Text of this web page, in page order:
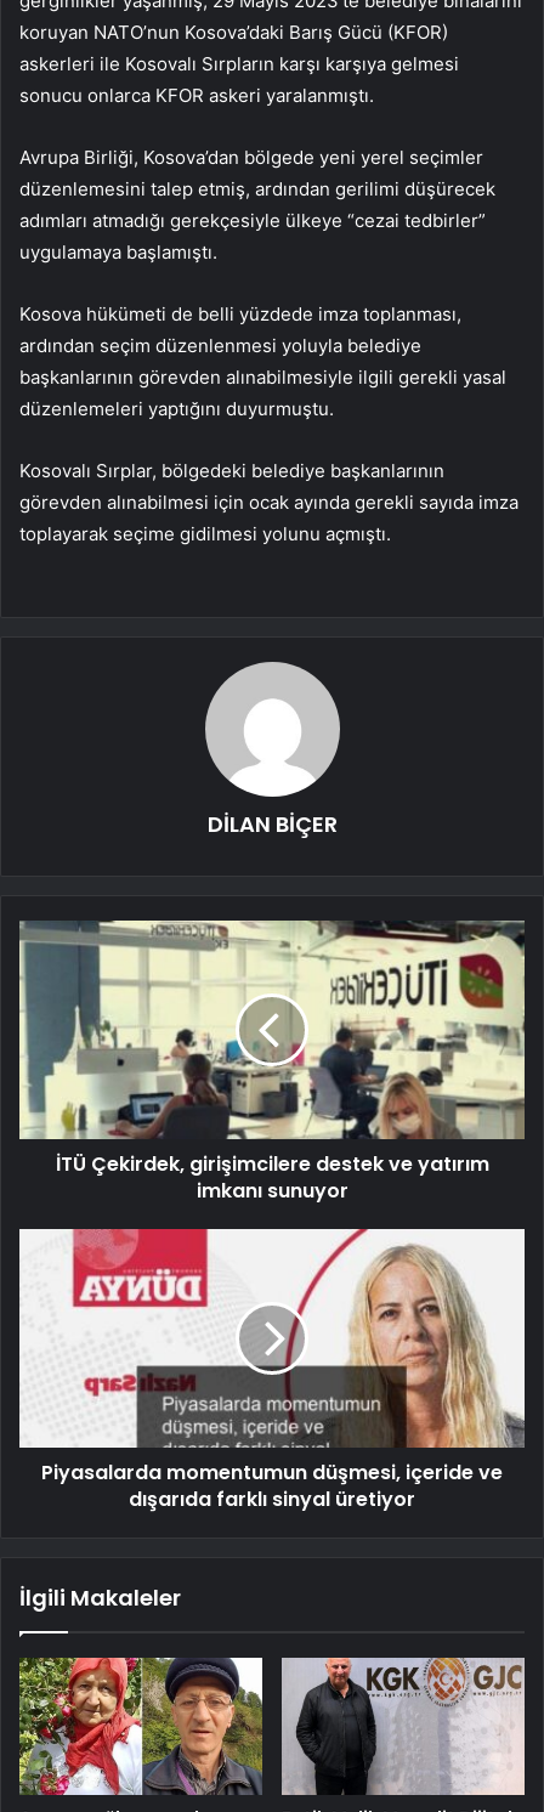
koruyan NATO’nun Kosova’daki Barış Gücü (KFOR)
askerleri ile Kosovalı Sırpların karşı karşıya gelmesi
sonucu onlarca KFOR askeri yaralanmıştı.
Avrupa Birliği, Kosova’dan bölgede yeni yerel seçimler
düzenlemesini talep etmiş, ardından gerilimi düşürecek
adımları atmadığı gerekçesiyle ülkeye “cezai tedbirler”
uygulamaya başlamıştı.
Kosova hükümeti de belli yüzdede imza toplanması,
ardından seçim düzenlenmesi yoluyla belediye
başkanlarının görevden alınabilmesiyle ilgili gerekli yasal
düzenlemeleri yaptığını duyurmuştu.
Kosovalı Sırplar, bölgedeki belediye başkanlarının
görevden alınabilmesi için ocak ayında gerekli sayıda imza
toplayarak seçime gidilmesi yolunu açmıştı.
DİLAN BİÇER
İTÜ Çekirdek, girişimcilere destek ve yatırım
imkanı sunuyor
Piyasalarda momentumun düşmesi, içeride ve
dışarıda farklı sinyal üretiyor
İlgili Makaleler